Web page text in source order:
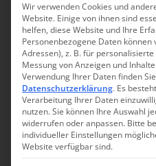
Wir verwenden Cookies und
Website. Einige von ihnen sind
helfen, diese Website und Ihre
Personenbezogene Daten können
Adressen), z. B. für
Messung von Anzeigen und
Verwendung Ihrer Daten finden
Datenschutzerklärung. Es
Verarbeitung Ihrer Daten
nutzen.Sie können Ihre Auswahl
widerrufen oder anpassen. Bitte
individueller Einstellungen
Website verfügbar sind.